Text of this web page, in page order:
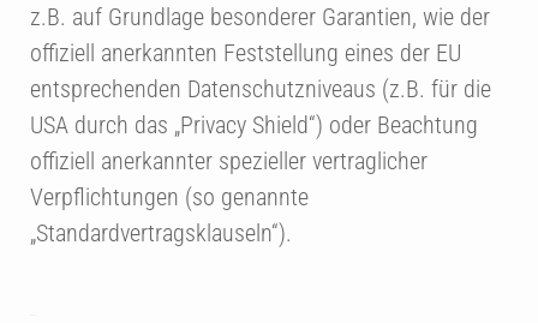
z.B. auf Grundlage besonderer Garantien, wie der
offiziell anerkannten Feststellung eines der EU
entsprechenden Datenschutzniveaus (z.B. für die
USA durch das „Privacy Shield“) oder Beachtung
offiziell anerkannter spezieller vertraglicher
Verpflichtungen (so genannte
„Standardvertragsklauseln“).